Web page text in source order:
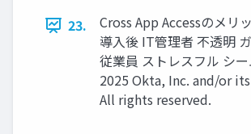
23.
Cross App Accessのメリ
導入後 IT管理者 不透明
従業員 ストレスフル シ
2025 Okta, Inc. and/or
All rights reserved.